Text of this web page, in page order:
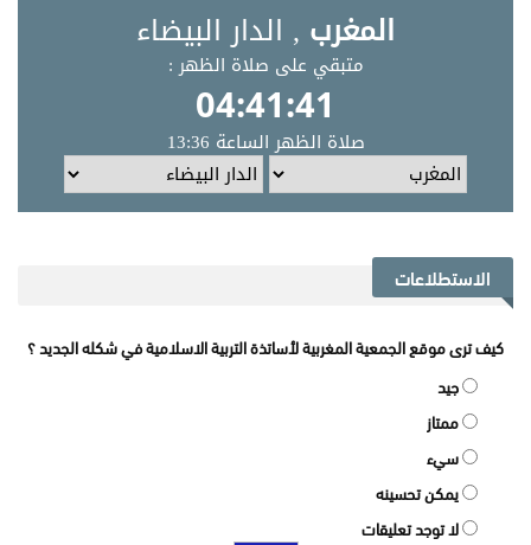
الاستطلاعات
كيف ترى موقع الجمعية المغربية لأساتذة التربية الاسلامية في شكله الجديد ؟
جيد
ممتاز
سيء
يمكن تحسينه
لا توجد تعليقات